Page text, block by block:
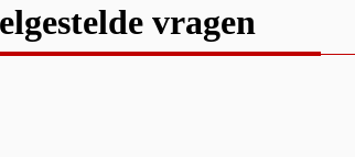
vragen